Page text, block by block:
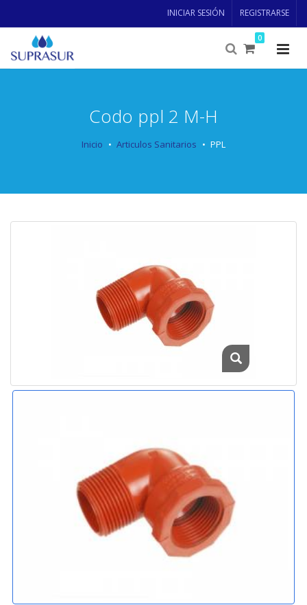
INICIAR SESIÓN REGISTRARSE
0
Codo ppl 2 M-H
Inicio Articulos Sanitarios PPL